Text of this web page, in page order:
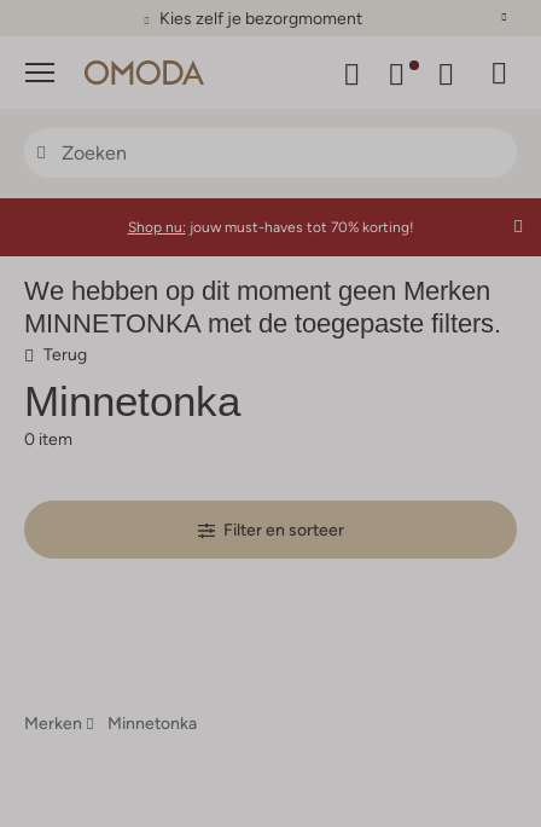
Kies zelf je bezorgmoment
Menu
Shop nu: jouw must-haves tot 70% korting!
We hebben op dit moment geen Merken
MINNETONKA met de toegepaste filters.
Terug
Minnetonka
0 item
Filter en sorteer
Merken Minnetonka